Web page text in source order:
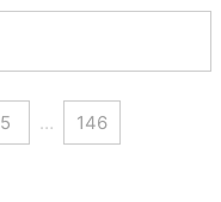
5 … 146